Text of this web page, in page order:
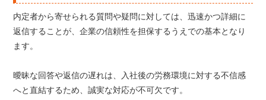
内定者から寄せられる質問や疑問に対しては、迅速かつ詳細に
返信することが、企業の信頼性を担保するうえでの基本となり
ます。
曖昧な回答や返信の遅れは、入社後の労務環境に対する不信感
へと直結するため、誠実な対応が不可欠です。